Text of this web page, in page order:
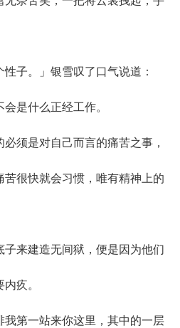
子。」银雪叹了口气说道：
是什么正经工作。
须是对自己而言的痛苦之事，
很快就会习惯，唯有精神上的
来建造无间狱，便是因为他们
疚。
第一站来你这里，其中的一层